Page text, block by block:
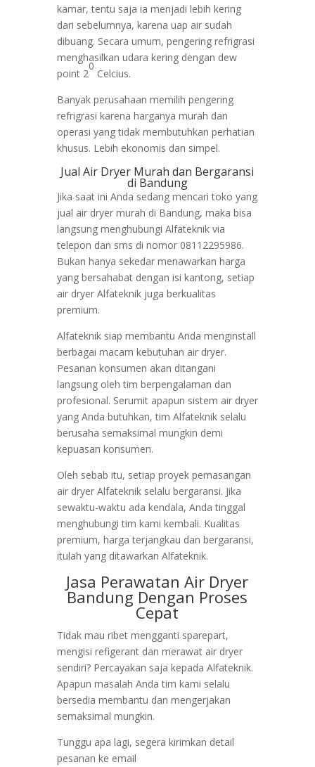
kamar, tentu saja ia menjadi lebih kering
dari sebelumnya, karena uap air sudah
dibuang. Secara umum, pengering refrigrasi
menghasilkan udara kering dengan dew
point 2
0
Celcius.
Banyak perusahaan memilih pengering
refrigrasi karena harganya murah dan
operasi yang tidak membutuhkan perhatian
khusus. Lebih ekonomis dan simpel.
Jual Air Dryer Murah dan Bergaransi
di Bandung
Jika saat ini Anda sedang mencari toko yang
jual air dryer murah di Bandung, maka bisa
langsung menghubungi Alfateknik via
telepon dan sms di nomor 08112295986.
Bukan hanya sekedar menawarkan harga
yang bersahabat dengan isi kantong, setiap
air dryer Alfateknik juga berkualitas
premium.
Alfateknik siap membantu Anda menginstall
berbagai macam kebutuhan air dryer.
Pesanan konsumen akan ditangani
langsung oleh tim berpengalaman dan
profesional. Serumit apapun sistem air dryer
yang Anda butuhkan, tim Alfateknik selalu
berusaha semaksimal mungkin demi
kepuasan konsumen.
Oleh sebab itu, setiap proyek pemasangan
air dryer Alfateknik selalu bergaransi. Jika
sewaktu-waktu ada kendala, Anda tinggal
menghubungi tim kami kembali. Kualitas
premium, harga terjangkau dan bergaransi,
itulah yang ditawarkan Alfateknik.
Jasa Perawatan Air Dryer
Bandung Dengan Proses
Cepat
Tidak mau ribet mengganti sparepart,
mengisi refigerant dan merawat air dryer
sendiri? Percayakan saja kepada Alfateknik.
Apapun masalah Anda tim kami selalu
bersedia membantu dan mengerjakan
semaksimal mungkin.
Tunggu apa lagi, segera kirimkan detail
pesanan ke email